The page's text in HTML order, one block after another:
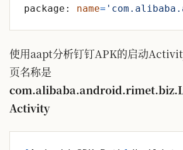
package: name=
使用aapt分析钉钉APK的启动
页名称是
Activity